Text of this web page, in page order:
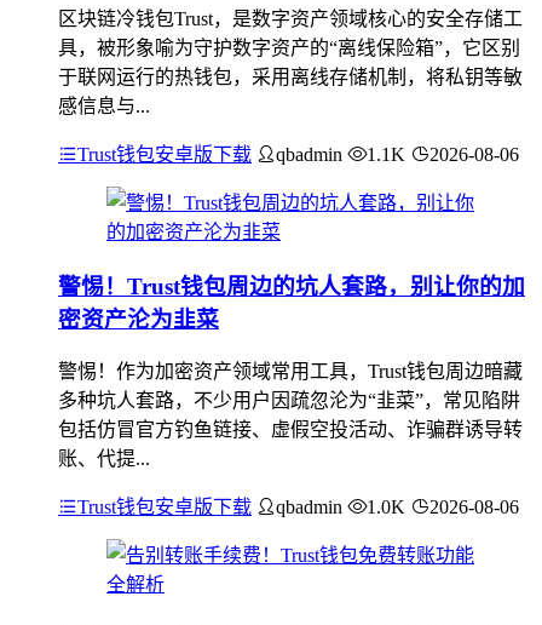
区块链冷钱包Trust，是数字资产领域核心的安全存储工
具，被形象喻为守护数字资产的“离线保险箱”，它区别
于联网运行的热钱包，采用离线存储机制，将私钥等敏
感信息与...
Trust钱包安卓版下载 qbadmin 1.1K 2026-08-06
警惕！Trust钱包周边的坑人套路，别让你的加
密资产沦为韭菜
警惕！作为加密资产领域常用工具，Trust钱包周边暗藏
多种坑人套路，不少用户因疏忽沦为“韭菜”，常见陷阱
包括仿冒官方钓鱼链接、虚假空投活动、诈骗群诱导转
账、代提...
Trust钱包安卓版下载 qbadmin 1.0K 2026-08-06